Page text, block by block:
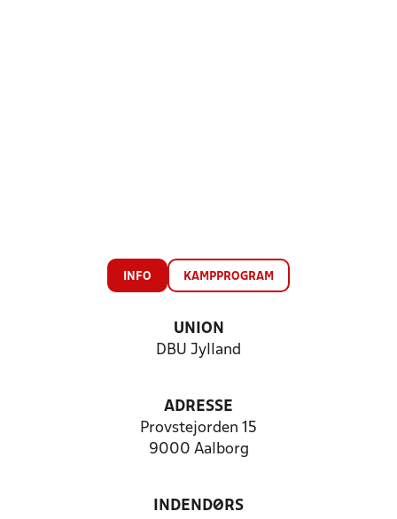
INFO KAMPPROGRAM
UNION
DBU Jylland
ADRESSE
Provstejorden 15
9000 Aalborg
INDENDØRS